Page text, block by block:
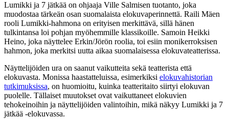
Lumikki ja 7 jätkää on ohjaaja Ville Salmisen tuotanto, joka
muodostaa tärkeän osan suomalaista elokuvaperinnettä. Raili Mäen
rooli Lumikki-hahmona on erityisen merkittävä, sillä hänen
tulkintansa loi pohjan myöhemmille klassikoille. Samoin Heikki
Heino, joka näyttelee Erkin/Jörön roolia, toi esiin monikerroksisen
hahmon, joka merkitsi uutta aikaa suomalaisessa elokuvateatterissa.
Näyttelijöiden ura on saanut vaikutteita sekä teatterista että
elokuvasta. Monissa haastatteluissa, esimerkiksi elokuvahistorian
tutkimuksissa, on huomioitu, kuinka teatteritaito siirtyi elokuvan
puolelle. Tällaiset muutokset ovat vaikuttaneet elokuvien
tehokeinoihin ja näyttelijöiden valintoihin, mikä näkyy Lumikki ja 7
jätkää -elokuvassa.